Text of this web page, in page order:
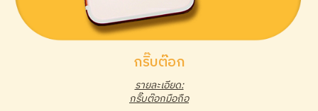
กริ๊บต๊อก
รายละเอียด:
กริ๊บต๊อกมือถือ